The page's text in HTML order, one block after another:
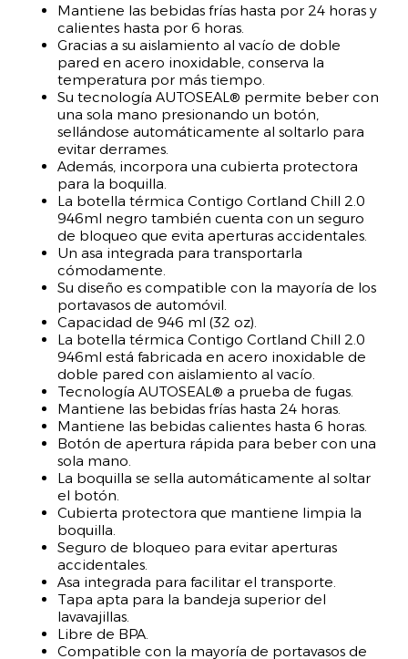
Mantiene las bebidas frías hasta por 24 horas y
calientes hasta por 6 horas.
Gracias a su aislamiento al vacío de doble
pared en acero inoxidable, conserva la
temperatura por más tiempo.
Su tecnología AUTOSEAL® permite beber con
una sola mano presionando un botón,
sellándose automáticamente al soltarlo para
evitar derrames.
Además, incorpora una cubierta protectora
para la boquilla.
La botella térmica Contigo Cortland Chill 2.0
946ml negro también cuenta con un seguro
de bloqueo que evita aperturas accidentales.
Un asa integrada para transportarla
cómodamente.
Su diseño es compatible con la mayoría de los
portavasos de automóvil.
Capacidad de 946 ml (32 oz).
La botella térmica Contigo Cortland Chill 2.0
946ml está fabricada en acero inoxidable de
doble pared con aislamiento al vacío.
Tecnología AUTOSEAL® a prueba de fugas.
Mantiene las bebidas frías hasta 24 horas.
Mantiene las bebidas calientes hasta 6 horas.
Botón de apertura rápida para beber con una
sola mano.
La boquilla se sella automáticamente al soltar
el botón.
Cubierta protectora que mantiene limpia la
boquilla.
Seguro de bloqueo para evitar aperturas
accidentales.
Asa integrada para facilitar el transporte.
Tapa apta para la bandeja superior del
lavavajillas.
Libre de BPA.
Compatible con la mayoría de portavasos de